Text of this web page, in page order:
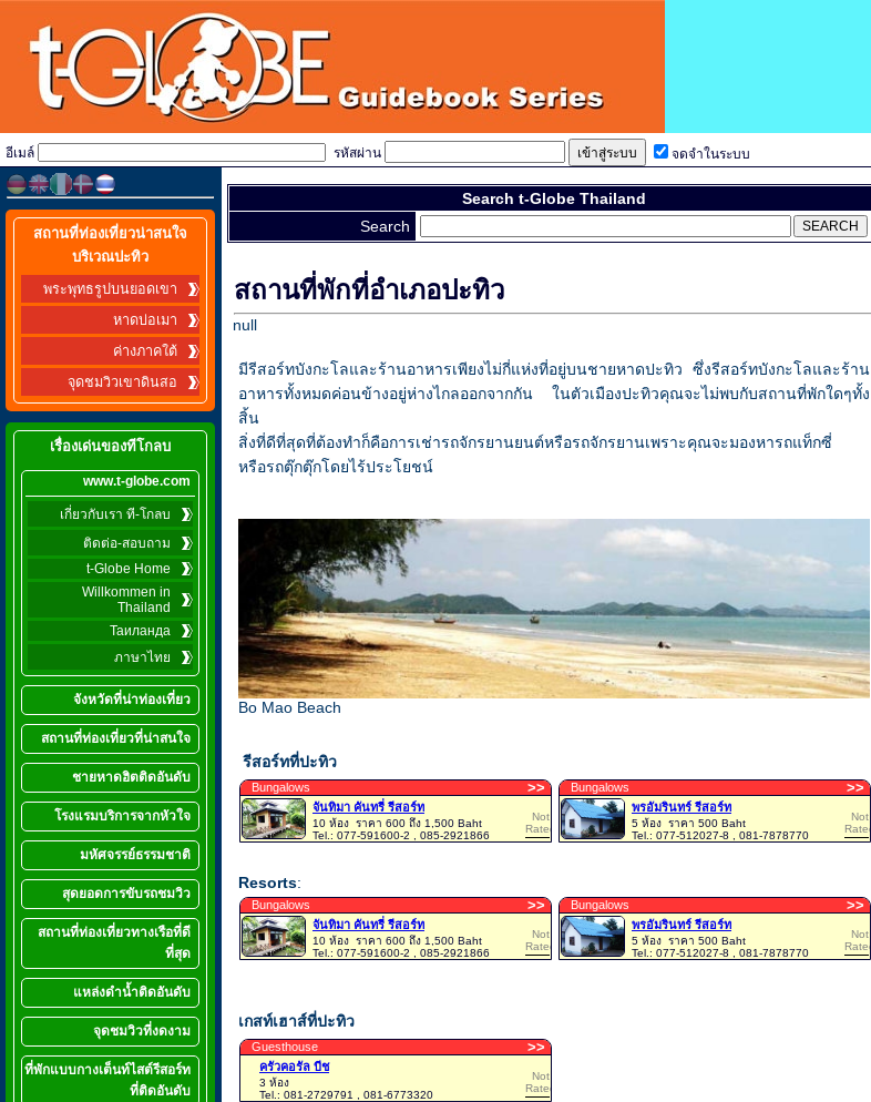
อีเมล์ รหัสผ่าน จดจำในระบบ
สถานที่ท่องเที่ยวน่าสนใจ
บริเวณปะทิว
พระพุทธรูปบนยอดเขา
หาดบ่อเมา
ค่างภาคใต้
จุดชมวิวเขาดินสอ
เรื่องเด่นของทีโกลบ
www.t-globe.com
เกี่ยวกับเรา ที-โกลบ
ติดต่อ-สอบถาม
t-Globe Home
Willkommen in
Thailand
Таиланда
ภาษาไทย
จังหวัดที่น่าท่องเที่ยว
สถานที่ท่องเที่ยวที่น่าสนใจ
ชายหาดฮิตติดอันดับ
โรงแรมบริการจากหัวใจ
มหัศจรรย์ธรรมชาติ
สุดยอดการขับรถชมวิว
สถานที่ท่องเที่ยวทางเรือที่ดี
ที่สุด
แหล่งดำน้ำติดอันดับ
จุดชมวิวที่งดงาม
ที่พักแบบกางเต็นท์ไสต์รีสอร์ท
ที่ติดอันดับ
Search t-Globe Thailand
Search
สถานที่พักที่อำเภอปะทิว
null
มีรีสอร์ทบังกะโลและร้านอาหารเพียงไม่กี่แห่งที่อยู่บนชายหาดปะทิว ซึ่งรีสอร์ทบังกะโลและร้าน
อาหารทั้งหมดค่อนข้างอยู่ห่างไกลออกจากกัน ในตัวเมืองปะทิวคุณจะไม่พบกับสถานที่พักใดๆทั้ง
สิ้น
สิ่งที่ดีที่สุดที่ต้องทำก็คือการเช่ารถจักรยานยนต์หรือรถจักรยานเพราะคุณจะมองหารถแท็กซี่
หรือรถตุ๊กตุ๊กโดยไร้ประโยชน์
Bo Mao Beach
รีสอร์ทที่ปะทิว
Bungalows >>
จันทิมา คันทรี่ รีสอร์ท
10 ห้อง ราคา 600 ถึง 1,500 Baht
Tel.: 077-591600-2 , 085-2921866
Not
Rated
Bungalows >>
พรอัมรินทร์ รีสอร์ท
5 ห้อง ราคา 500 Baht
Tel.: 077-512027-8 , 081-7878770
Not
Rated
Resorts:
Bungalows >>
จันทิมา คันทรี่ รีสอร์ท
10 ห้อง ราคา 600 ถึง 1,500 Baht
Tel.: 077-591600-2 , 085-2921866
Not
Rated
Bungalows >>
พรอัมรินทร์ รีสอร์ท
5 ห้อง ราคา 500 Baht
Tel.: 077-512027-8 , 081-7878770
Not
Rated
เกสท์เฮาส์ที่ปะทิว
Guesthouse >>
ครัวคอรัล บีช
3 ห้อง
Tel.: 081-2729791 , 081-6773320
Not
Rated